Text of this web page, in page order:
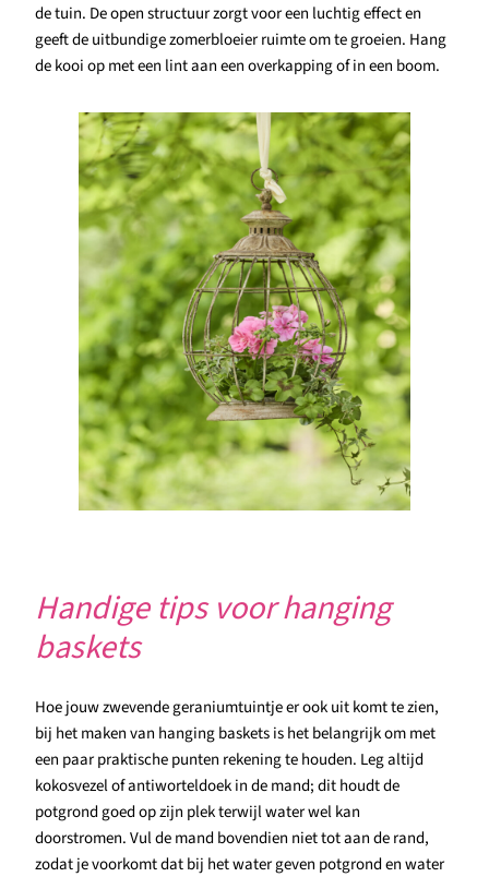
de tuin. De open structuur zorgt voor een luchtig effect en
geeft de uitbundige zomerbloeier ruimte om te groeien. Hang
de kooi op met een lint aan een overkapping of in een boom.
Handige tips voor hanging
baskets
Hoe jouw zwevende geraniumtuintje er ook uit komt te zien,
bij het maken van hanging baskets is het belangrijk om met
een paar praktische punten rekening te houden. Leg altijd
kokosvezel of antiworteldoek in de mand; dit houdt de
potgrond goed op zijn plek terwijl water wel kan
doorstromen. Vul de mand bovendien niet tot aan de rand,
zodat je voorkomt dat bij het water geven potgrond en water